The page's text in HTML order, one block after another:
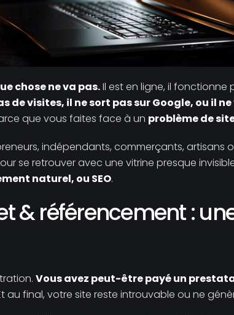
chose ne va pas.Il est en ligne, il fonctionne
de visites, il ne sort pas sur Google, ou il
que vous faites face à un problème de
indépendants, commerçants, artisans
se retrouver avec une vitrine presque
naturel, ou SEO.
& référencement :
Vous avez peut-être payé un
au final, votre site reste introuvable ou ne